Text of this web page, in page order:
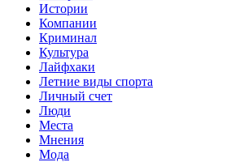
Истории
Компании
Криминал
Культура
Лайфхаки
Летние виды спорта
Личный счет
Люди
Места
Мнения
Мода